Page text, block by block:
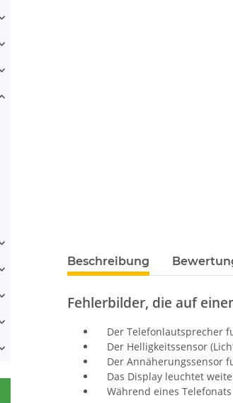
Beschreibung
Fehlerbilder, die auf
Der Telefonlautsprecher
Der Helligkeitssensor
Der Annäherungssensor
Das Display leuchtet
Während eines